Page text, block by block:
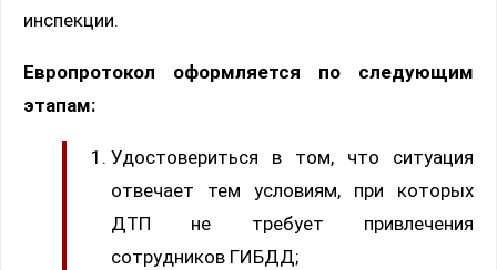
инспекции.
Европротокол оформляется по следующим
этапам:
Удостовериться в том, что ситуация
отвечает тем условиям, при которых
ДТП не требует привлечения
сотрудников ГИБДД;